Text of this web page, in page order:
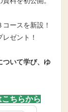
ースを新設！
ゼント！
ついて学び、ゆ
ちらから